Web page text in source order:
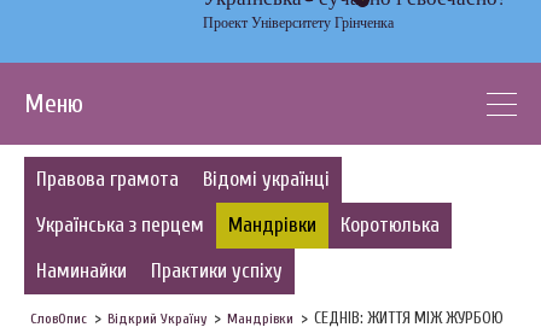
Проект Університету Грінченка
Меню
Правова грамота
Відомі українці
Українська з перцем
Мандрівки
Коротюлька
Наминайки
Практики успіху
СловОпис Відкрий Україну Мандрівки
СЕДНІВ: ЖИТТЯ МІЖ ЖУРБОЮ